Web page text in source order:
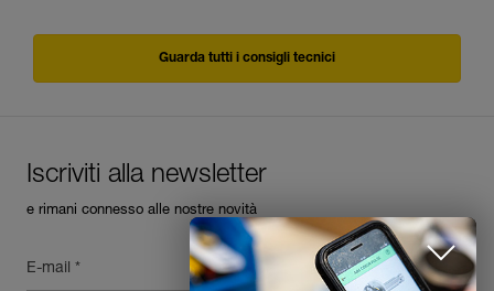
Guarda tutti i consigli tecnici
Iscriviti alla newsletter
e rimani connesso alle nostre novità
E-mail *